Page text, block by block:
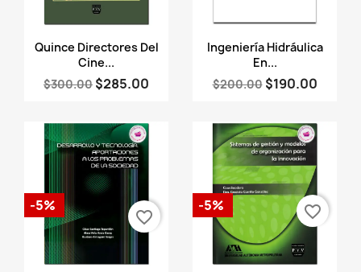
Vista rápida
Quince Directores Del
Cine...
$300.00 $285.00
Vista rápida
Ingeniería Hidráulica
En...
$200.00 $190.00
-5%
favorite_border
-5% favorite_border